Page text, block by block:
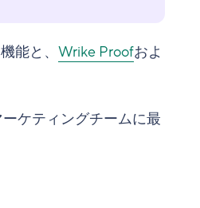
能と、 Wrike Proofおよ
ケティングチームに最